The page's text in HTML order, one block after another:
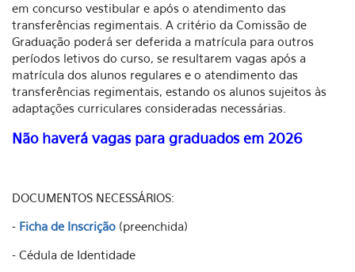
em concurso vestibular e após o atendimento das
transferências regimentais. A critério da Comissão de
Graduação poderá ser deferida a matrícula para outros
períodos letivos do curso, se resultarem vagas após a
matrícula dos alunos regulares e o atendimento das
transferências regimentais, estando os alunos sujeitos às
adaptações curriculares consideradas necessárias.
Não haverá vagas para graduados em 2026
DOCUMENTOS NECESSÁRIOS:
- Ficha de Inscrição (preenchida)
- Cédula de Identidade